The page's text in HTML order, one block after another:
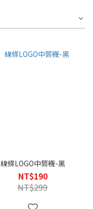
線條LOGO中筒襪-黑
NT$190
NT$299